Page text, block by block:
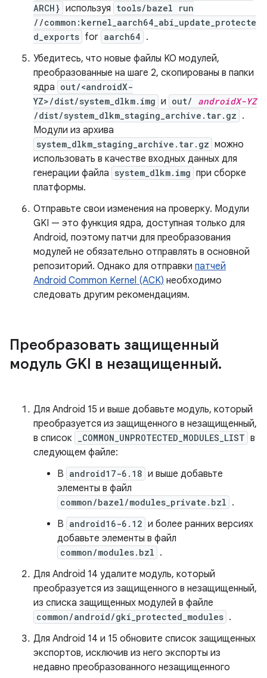
ARCH} используя tools/bazel run
//common:kernel_aarch64_abi_update_protecte
d_exports for aarch64 .
Убедитесь, что новые файлы KO модулей,
преобразованные на шаге 2, скопированы в папки
ядра out/<androidX-
YZ>/dist/system_dlkm.img и out/ androidX-YZ
/dist/system_dlkm_staging_archive.tar.gz .
Модули из архива
system_dlkm_staging_archive.tar.gz можно
использовать в качестве входных данных для
генерации файла system_dlkm.img при сборке
платформы.
Отправьте свои изменения на проверку. Модули
GKI — это функция ядра, доступная только для
Android, поэтому патчи для преобразования
модулей не обязательно отправлять в основной
репозиторий. Однако для отправки патчей
Android Common Kernel (ACK) необходимо
следовать другим рекомендациям.
Преобразовать защищенный
модуль GKI в незащищенный.
Для Android 15 и выше добавьте модуль, который
преобразуется из защищенного в незащищенный,
в список
_COMMON_UNPROTECTED_MODULES_LIST в
следующем файле:
В android17-6.18 и выше добавьте
элементы в файл
common/bazel/modules_private.bzl .
В android16-6.12 и более ранних версиях
добавьте элементы в файл
common/modules.bzl .
Для Android 14 удалите модуль, который
преобразуется из защищенного в незащищенный,
из списка защищенных модулей в файле
common/android/gki_protected_modules .
Для Android 14 и 15 обновите список защищенных
экспортов, исключив из него экспорты из
недавно преобразованного незащищенного